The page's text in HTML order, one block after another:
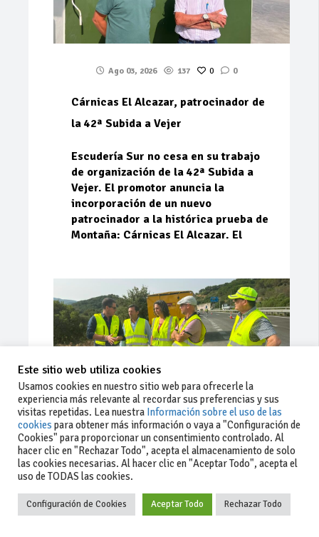
Ago 03, 2026 137 0 0
Cárnicas El Alcazar, patrocinador de
la 42ª Subida a Vejer
Escudería Sur no cesa en su trabajo
de organización de la 42ª Subida a
Vejer. El promotor anuncia la
incorporación de un nuevo
patrocinador a la histórica prueba de
Montaña: Cárnicas El Alcazar. El
Ago 03, 2026 71 0 0
La Junta implementa mejoras en la
A381 por Los Barrios
Este sitio web utiliza cookies
Usamos cookies en nuestro sitio web para ofrecerle la
experiencia más relevante al recordar sus preferencias y sus
visitas repetidas. Lea nuestra Información sobre el uso de las
cookies para obtener más información o vaya a "Configuración de
Cookies" para proporcionar un consentimiento controlado. Al
hacer clic en "Rechazar Todo", acepta el almacenamiento de solo
las cookies necesarias. Al hacer clic en "Aceptar Todo", acepta el
uso de TODAS las cookies.
Configuración de Cookies Aceptar Todo Rechazar Todo